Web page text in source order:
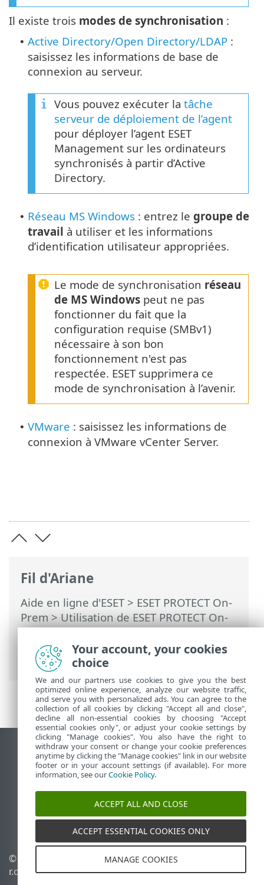
Fil d'Ariane
Aide en ligne d'ESET> ESET PROTECT On-
Prem>Utilisation de ESET PROTECT On-
Prem>ESET PROTECT On-Prem Menu
principal
>Tâches>Tâches serveur>
Synchronisation des groupes statiques
Il existe trois modes de synchronisation :
• Active Directory/Open Directory/LDAP :
saisissez les informations de base de
connexion au serveur.
Vous pouvez exécuter la tâche
serveur de déploiement de l’agent
pour déployer l’agent ESET
Management sur les ordinateurs
synchronisés à partir d’Active
Directory.
• Réseau MS Windows : entrez le groupe de
travail à utiliser et les informations
d’identification utilisateur appropriées.
Le mode de synchronisation réseau
de MS Windows peut ne pas
fonctionner du fait que la
configuration requise (SMBv1)
nécessaire à son bon
fonctionnement n'est pas
respectée. ESET supprimera ce
mode de synchronisation à l’avenir.
• VMware : saisissez les informations de
connexion à VMware vCenter Server.
Afficher le site pour ordinateur de bureau
End of Life
Base de connaissances ESET
Forum ESET
ESET Status Portal
Assistance régionale
© 1992 - 2026 ESET, spol. s
r.o. - Tous droits réservés.
Gérer les témoins
Politique relative aux
Your account, your cookies
choice
We and our partners use cookies to give you the best
optimized online experience, analyze our website traffic,
and serve you with personalized ads. You can agree to the
collection of all cookies by clicking "Accept all and close",
decline all non-essential cookies by choosing "Accept
essential cookies only", or adjust your cookie settings by
clicking "Manage cookies". You also have the right to
withdraw your consent or change your cookie preferences
anytime by clicking the "Manage cookies" link in our website
footer or in your account settings (if available). For more
information, see ourCookie Policy.
ACCEPT ALL AND CLOSE
ACCEPT ESSENTIAL COOKIES ONLY
MANAGE COOKIES